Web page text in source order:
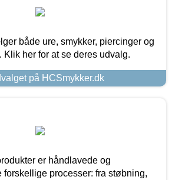
både ure, smykker, piercinger og
Klik her for at se deres udvalg.
på HCSmykker.dk
er håndlavede og
forskellige processer: fra støbning,